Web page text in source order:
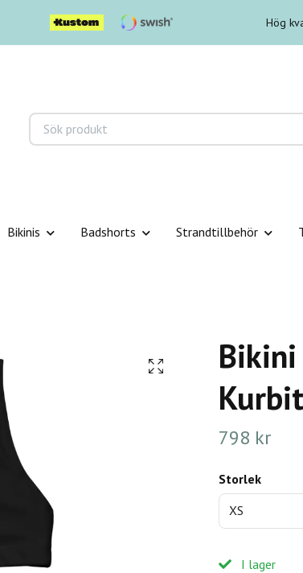
Hög
Bikinis Badshorts Strandtillbehör
Bikini
798 kr
Storlek
XS
I lager